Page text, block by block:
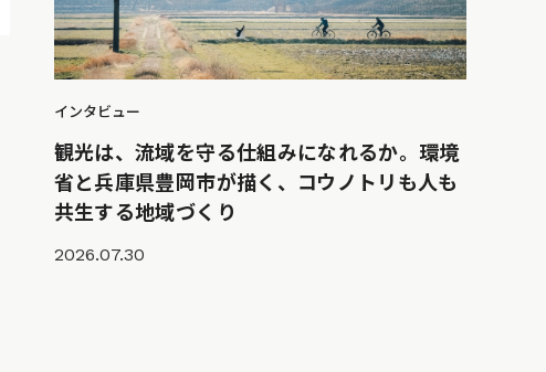
インタビュー
観光は、流域を守る仕組みになれるか。環境
省と兵庫県豊岡市が描く、コウノトリも人も
共生する地域づくり
2026.07.30